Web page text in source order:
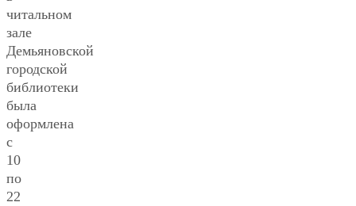
читальном
зале
Демьяновской
городской
библиотеки
была
оформлена
с
10
по
22